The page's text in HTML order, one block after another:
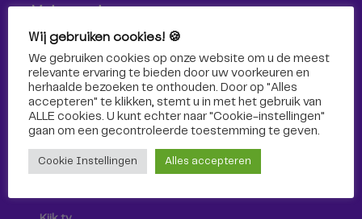
Volg ons!
Volg Omroep Tilburg niet alleen hier, maar ook via social
media!
Wij gebruiken cookies! 🍪
We gebruiken cookies op onze website om u de meest
relevante ervaring te bieden door uw voorkeuren en
herhaalde bezoeken te onthouden. Door op "Alles
accepteren" te klikken, stemt u in met het gebruik van
ALLE cookies. U kunt echter naar "Cookie-instellingen"
gaan om een ​​gecontroleerde toestemming te geven.
Cookie Instellingen Alles accepteren